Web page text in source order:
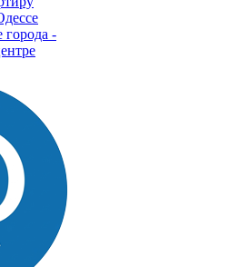
города -